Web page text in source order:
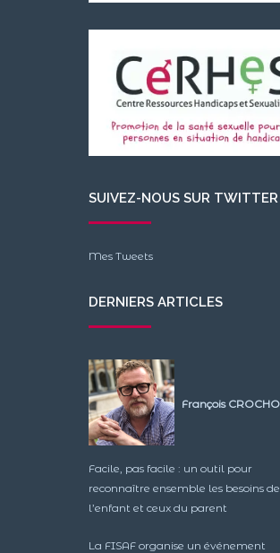
SUIVEZ-NOUS SUR TWITTER
Mes Tweets
DERNIERS ARTICLES
François
Facile, pas facile : un outil pour
reconnaître ensemble les besoins de
l’enfant et ceux du parent
La FISAF organise un événement